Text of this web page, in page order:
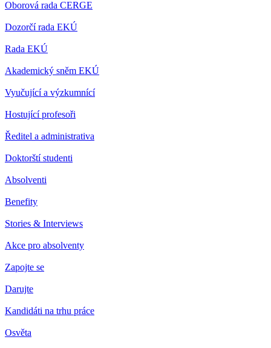
Oborová rada CERGE
Dozorčí rada EKÚ
Rada EKÚ
Akademický sněm EKÚ
Vyučující a výzkumnící
Hostující profesoři
Ředitel a administrativa
Doktorští studenti
Absolventi
Benefity
Stories & Interviews
Akce pro absolventy
Zapojte se
Darujte
Kandidáti na trhu práce
Osvěta